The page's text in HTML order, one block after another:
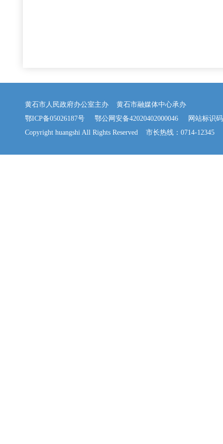
黄石市人民政府办公室主办 黄石市融媒体中心承办
鄂ICP备05026187号
鄂公网安备42020402000046 网站标识码
Copyright huangshi All Rights Reserved 市长热线：0714-12345